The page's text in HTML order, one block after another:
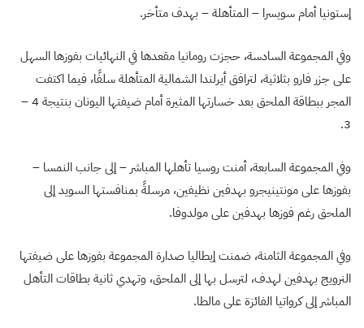
إستونيا أمام سويسرا – المتأهلة – بهدف متأخر.
وفي المجموعة السادسة، حجزت رومانيا مقعدها في النهائيات بفوزها السهل
على جزر فارو بثلاثية، لترافق أيرلندا الشمالية المتأهلة سلفًا، فيما اكتفت
المجر ببطاقة الملحق بعد خسارتها المثيرة أمام ضيفتها اليونان بنتيجة 4 –
3.
وفي المجموعة السابعة، أمنت روسيا تأهلها المباشر – إلى جانب النمسا –
بفوزها على مونتينيجرو بهدفين نظيفين، مرسلةً بمنافستها السويد إلى
الملحق رغم فوزها بهدفين على مولدوفا.
وفي المجموعة الثامنة، ضمنت إيطاليا صدارة المجموعة بفوزها على ضيفتها
النرويج بهدفين لهدف، لترسل بها إلى الملحق، وتهدي ثانية بطاقات التأهل
المباشر إلى كرواتيا الفائزة على مالطا.